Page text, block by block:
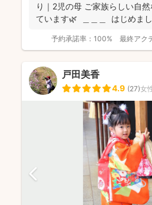
り｜2児の母 ご家族らしい自
ています🌿 ＿＿＿ はじめま
予約承諾率： 100% 最終アク
戸田美香
4.9 (27)女